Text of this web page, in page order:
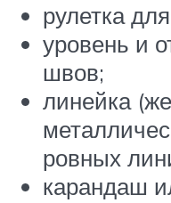
рулетка
уровень и
швов;
линейка
ровных
карандаш